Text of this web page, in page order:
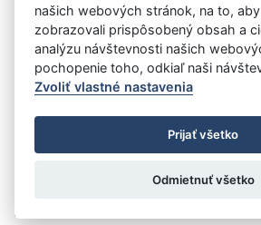
Vystavil:Ministerstvo dopravy
Úrad vlády SR
- Všetky práva
Prehlásenie o prístupnosti
Zmluvy do
Nastavenia cookies
: Aglo Solutions
našich webových stránok, na to,
zobrazovali prispôsobený obsah a
analýzu návštevnosti našich
pochopenie toho, odkiaľ naši
Zvoliť vlastné nastavenia
Prijať všetko
Odmietnuť všetko